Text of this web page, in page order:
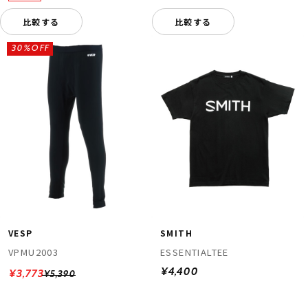
比較する 比較する
VESP
VPMU2003
¥5,390
30%OFF
¥3,773
SMITH
ESSENTIALTEE
¥4,400